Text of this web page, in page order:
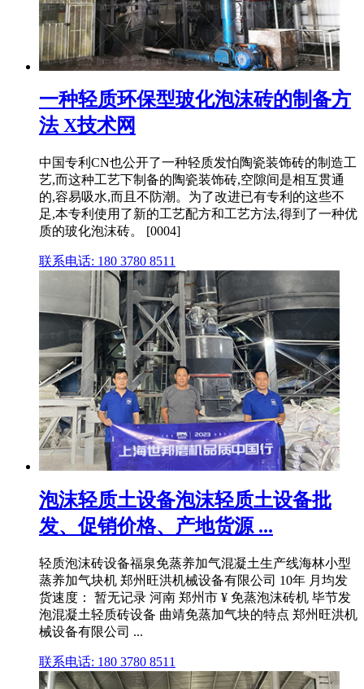
一种轻质环保型玻化泡沫砖的制备方
法 X技术网
中国专利CN也公开了一种轻质发怕陶瓷装饰砖的制造工
艺,而这种工艺下制备的陶瓷装饰砖,空隙间是相互贯通
的,容易吸水,而且不防潮。为了改进已有专利的这些不
足,本专利使用了新的工艺配方和工艺方法,得到了一种优
质的玻化泡沫砖。 [0004]
联系电话: 180 3780 8511
泡沫轻质土设备泡沫轻质土设备批
发、促销价格、产地货源 ...
轻质泡沫砖设备福泉免蒸养加气混凝土生产线海林小型
蒸养加气块机 郑州旺洪机械设备有限公司 10年 月均发
货速度： 暂无记录 河南 郑州市 ¥ 免蒸泡沫砖机 毕节发
泡混凝土轻质砖设备 曲靖免蒸加气块的特点 郑州旺洪机
械设备有限公司 ...
联系电话: 180 3780 8511